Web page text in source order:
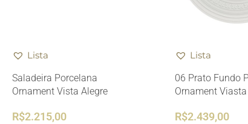
Lista
Saladeira Porcelana
Ornament Vista Alegre
R$2.215,00
Lista
06 Prato Fundo
Ornament
R$2.439,00